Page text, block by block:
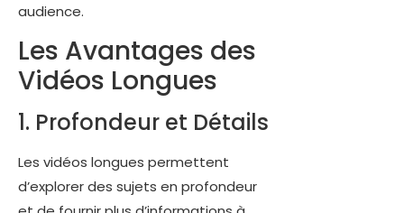
audience.
Les Avantages des
Vidéos Longues
1. Profondeur et Détails
Les vidéos longues permettent
d’explorer des sujets en profondeur